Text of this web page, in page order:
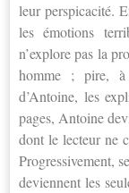
leur perspicacité.
les émotions
n’explore pas la
homme ; pire, à
d’Antoine, les
pages, Antoine
dont le lecteur ne
Progressivement,
deviennent les